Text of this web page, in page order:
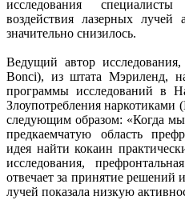
исследования
воздействия лазерных лучей
значительно снизилось.
Ведущий автор
Bonci), из штата Мэриленд,
программы исследований в
Злоупотребления
следующим образом: «Когда
предкаемчатую область
идея найти кокаин
исследования,
отвечает за принятие решений
лучей показала низкую